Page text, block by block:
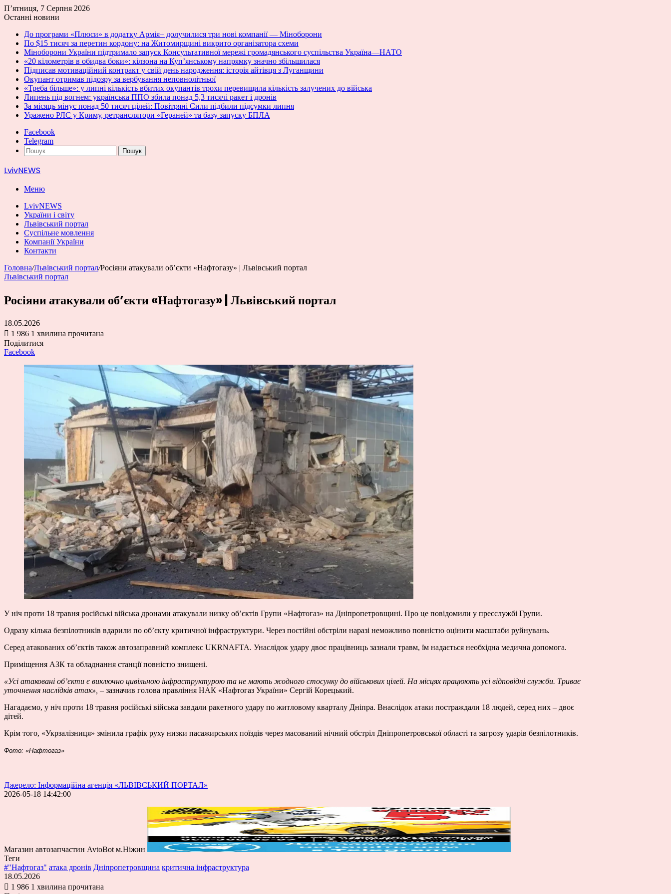
П’ятниця, 7 Серпня 2026
Останні новини
До програми «Плюси» в додатку Армія+ долучилися три нові компанії — Міноборони
По $15 тисяч за перетин кордону: на Житомирщині викрито організатора схеми
Міноборони України підтримало запуск Консультативної мережі громадянського суспільства Україна—НАТО
«20 кілометрів в обидва боки»: кілзона на Куп’янському напрямку значно збільшилася
Підписав мотиваційний контракт у свій день народження: історія айтівця з Луганщини
Окупант отримав підозру за вербування неповнолітньої
«Треба більше»: у липні кількість вбитих окупантів трохи перевищила кількість залучених до війська
Липень під вогнем: українська ППО збила понад 5,3 тисячі ракет і дронів
За місяць мінус понад 50 тисяч цілей: Повітряні Сили підбили підсумки липня
Уражено РЛС у Криму, ретранслятори «Гераней» та базу запуску БПЛА
Facebook
Telegram
Пошук
LvivNEWS
Меню
LvivNEWS
України і світу
Львівський портал
Суспільне мовлення
Компанії України
Контакти
Головна/Львівський портал/Росіяни атакували об’єкти «Нафтогазу» | Львівський портал
Львівський портал
Росіяни атакували об’єкти «Нафтогазу» | Львівський портал
18.05.2026
1 986 1 хвилина прочитана
Поділитися
Facebook
У ніч проти 18 травня російські війська дронами атакували низку об’єктів Групи «Нафтогаз» на Дніпропетровщині. Про це повідомили у пресслужбі Групи.
Одразу кілька безпілотників вдарили по об’єкту критичної інфраструктури. Через постійні обстріли наразі неможливо повністю оцінити масштаби руйнувань.
Серед атакованих об’єктів також автозаправний комплекс UKRNAFTA. Унаслідок удару двоє працівниць зазнали травм, їм надається необхідна медична допомога.
Приміщення АЗК та обладнання станції повністю знищені.
«Усі атаковані об’єкти є виключно цивільною інфраструктурою та не мають жодного стосунку до військових цілей. На місцях працюють усі відповідні служби. Триває
уточнення наслідків атак», – зазначив голова правління НАК «Нафтогаз України» Сергій Корецький.
Нагадаємо, у ніч проти 18 травня російські війська завдали ракетного удару по житловому кварталу Дніпра. Внаслідок атаки постраждали 18 людей, серед них – двоє
дітей.
Крім того, «Укрзалізниця» змінила графік руху низки пасажирських поїздів через масований нічний обстріл Дніпропетровської області та загрозу ударів безпілотників.
Фото: «Нафтогаз»
Джерело: Інформаційна агенція «ЛЬВІВСЬКИЙ ПОРТАЛ»
2026-05-18 14:42:00
Магазин автозапчастин AvtoBot м.Ніжин
Теги
#"Нафтогаз" атака дронів Дніпропетровщина критична інфраструктура
18.05.2026
1 986 1 хвилина прочитана